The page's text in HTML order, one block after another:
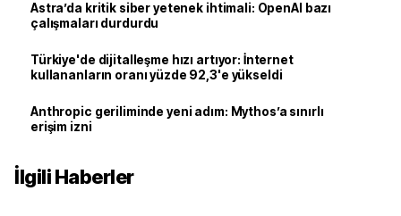
Astra’da kritik siber yetenek ihtimali: OpenAI bazı
çalışmaları durdurdu
Türkiye'de dijitalleşme hızı artıyor: İnternet
kullananların oranı yüzde 92,3'e yükseldi
Anthropic geriliminde yeni adım: Mythos’a sınırlı
erişim izni
İlgili Haberler